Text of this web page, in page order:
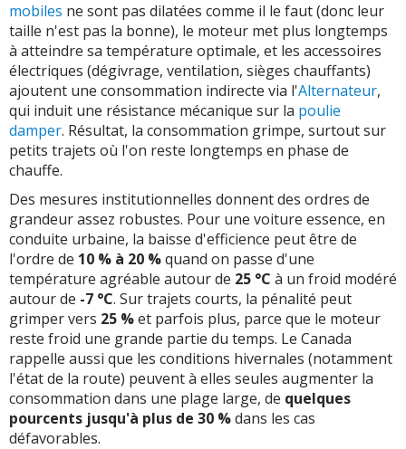
mobiles ne sont pas dilatées comme il le faut (donc leur
taille n'est pas la bonne), le moteur met plus longtemps
à atteindre sa température optimale, et les accessoires
électriques (dégivrage, ventilation, sièges chauffants)
ajoutent une consommation indirecte via l'Alternateur,
qui induit une résistance mécanique sur la poulie
damper. Résultat, la consommation grimpe, surtout sur
petits trajets où l'on reste longtemps en phase de
chauffe.
Des mesures institutionnelles donnent des ordres de
grandeur assez robustes. Pour une voiture essence, en
conduite urbaine, la baisse d'efficience peut être de
l'ordre de 10 % à 20 %quand on passe d'une
température agréable autour de 25 °C à un froid modéré
autour de -7 °C. Sur trajets courts, la pénalité peut
grimper vers 25 %et parfois plus, parce que le moteur
reste froid une grande partie du temps. Le Canada
rappelle aussi que les conditions hivernales (notamment
l'état de la route) peuvent à elles seules augmenter la
consommation dans une plage large, de quelques
pourcents jusqu'à plus de 30 %dans les cas
défavorables.